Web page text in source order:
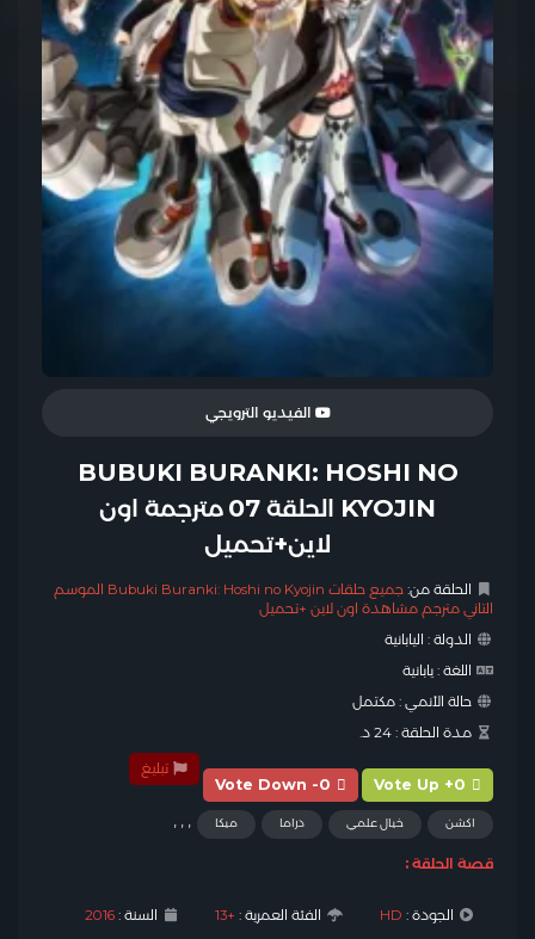
الفيديو الترويجي
BUBUKI BURANKI: HOSHI NO
KYOJIN الحلقة 07 مترجمة اون
لاين+تحميل
الحلقة من:
جميع حلقات Bubuki Buranki: Hoshi no Kyojin الموسم
التاني مترجم مشاهدة اون لاين +تحميل
الدولة : اليابانية
اللغة :يابانية
حالة الأنمي :مكتمل
مدة الحلقة :24 د.
Vote Up +0
Vote Down -0
تبليغ
اكشن خيال علمي دراما ميكا
قصة الحلقة :
الجودة : HD الفئة العمرية : +13 السنة :2016